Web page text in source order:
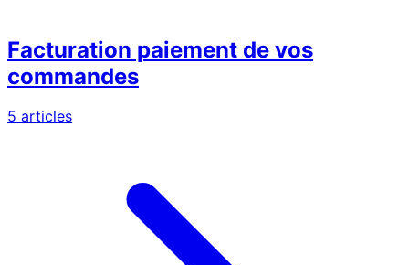
Facturation paiement de vos
commandes
5 articles